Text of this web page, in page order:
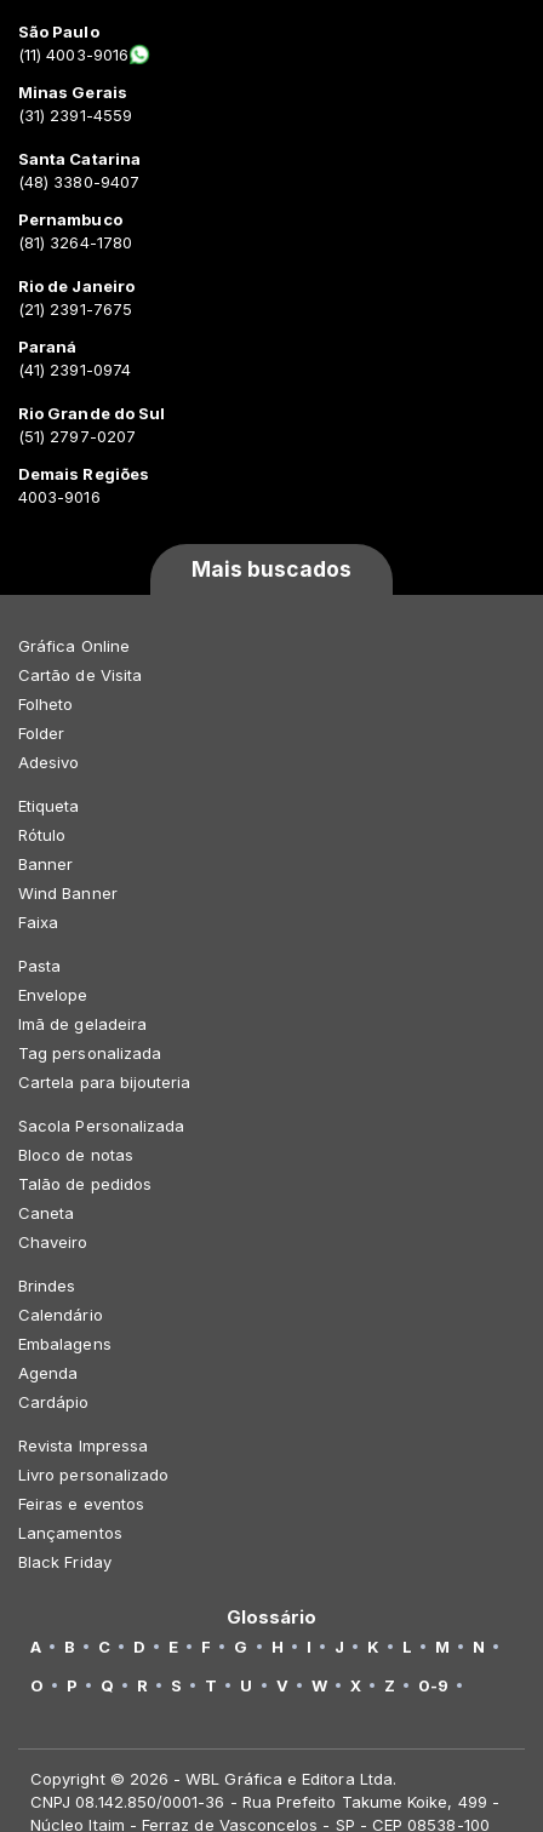
São Paulo
(11) 4003-9016
Minas Gerais
(31) 2391-4559
Santa Catarina
(48) 3380-9407
Pernambuco
(81) 3264-1780
Rio de Janeiro
(21) 2391-7675
Paraná
(41) 2391-0974
Rio Grande do Sul
(51) 2797-0207
Demais Regiões
4003-9016
Mais buscados
Gráfica Online
Cartão de Visita
Folheto
Folder
Adesivo
Etiqueta
Rótulo
Banner
Wind Banner
Faixa
Pasta
Envelope
Imã de geladeira
Tag personalizada
Cartela para bijouteria
Sacola Personalizada
Bloco de notas
Talão de pedidos
Caneta
Chaveiro
Brindes
Calendário
Embalagens
Agenda
Cardápio
Revista Impressa
Livro personalizado
Feiras e eventos
Lançamentos
Black Friday
Glossário
A B C D E F G H I J K L M
N
O
P Q R S T U V W X Z 0-9
Copyright © 2026 - WBL Gráfica e Editora Ltda.
CNPJ 08.142.850/0001-36 - Rua Prefeito Takume Koike, 499 -
Núcleo Itaim - Ferraz de Vasconcelos - SP - CEP 08538-100